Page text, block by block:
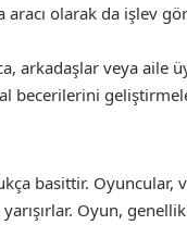
olarak da işlev
arkadaşlar veya aile
becerilerini
basittir.
Oyun,